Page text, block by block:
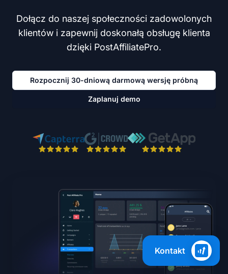
Dołącz do naszej społeczności zadowolonych
klientów i zapewnij doskonałą obsługę klienta
dzięki PostAffiliatePro.
Rozpocznij 30-dniową darmową wersję próbną
Zaplanuj demo
Kontakt